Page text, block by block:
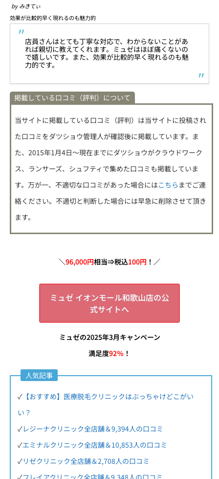
byみきてぃ
効果が比較的早く現れるのも魅力的
店員さんはとても丁寧な対応で、わからないことがあ
れば親切に教えてくれます。ミュゼはほぼ痛くないの
で嬉しいです。また、効果が比較的早く現れるのも魅
力的です。
掲載している口コミ（評判）について
当サイトに掲載している口コミ（評判）は当サイトに投稿され
た口コミをダツショウ管理人が確認後に掲載しています。ま
た、2015年1月4日～現在までにダツショウがクラウドワーク
ス、ランサーズ、シュフティで集めた口コミも掲載していま
す。万が一、不適切な口コミがあった場合にはこちら までご連
絡ください。不適切と判断した場合には早急に削除させて頂き
ます。
＼96,000円相当⇒税込100円 ！／
ミュゼ イオンモール和歌山店の公
式サイトへ
ミュゼの2025年3月キャンペーン
満足度92％ ！
人気記事
✓ 【おすすめ】医療脱毛クリニックはぶっちゃけどこがい
い？
✓レジーナクリニック全店舗＆9,394人の口コミ
✓エミナルクリニック全店舗＆10,853人の口コミ
✓リゼクリニック全店舗＆2,708人の口コミ